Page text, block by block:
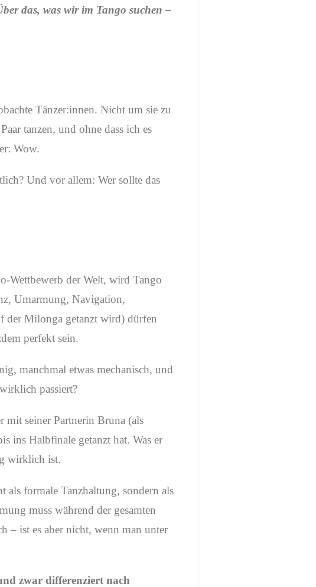
das, was wir im Tango suchen –
Tänzer:innen. Nicht um sie zu
tanzen, und ohne dass ich es
Wow.
Und vor allem: Wer sollte das
Wettbewerb der Welt, wird Tango
Umarmung, Navigation,
der Milonga getanzt wird) dürfen
perfekt sein.
manchmal etwas mechanisch, und
passiert?
mit seiner Partnerin Bruna (als
ins Halbfinale getanzt hat. Was er
wirklich ist.
als formale Tanzhaltung, sondern als
muss während der gesamten
– ist es aber nicht, wenn man unter
zwar differenziert nach